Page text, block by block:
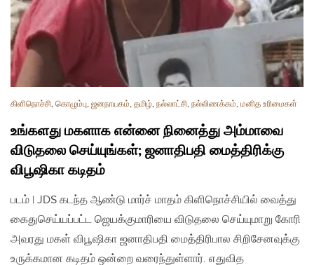
கிளிநொச்சி, கொழும்பு, ஜனநாயகம், தமிழ், நல்லாட்சி, நல்லிணக்கம், மனித உரிமைகள்
உங்களது மகளாக என்னை நினைத்து அம்மாவை
விடுதலை செய்யுங்கள்; ஜனாதிபதி மைத்திரிக்கு
விபூஷிகா கடிதம்
படம் | JDS கடந்த ஆண்டு மார்ச் மாதம் கிளிநொச்சியில் வைத்து
கைதுசெய்யப்பட்ட ஜெயக்குமாரியை விடுதலை செய்யுமாறு கோரி
அவரது மகள் விபூஷிகா ஜனாதிபதி மைத்திரிபால சிறிசேனவுக்கு
உருக்கமான கடிதம் ஒன்றை வரைந்துள்ளார். எதுவித